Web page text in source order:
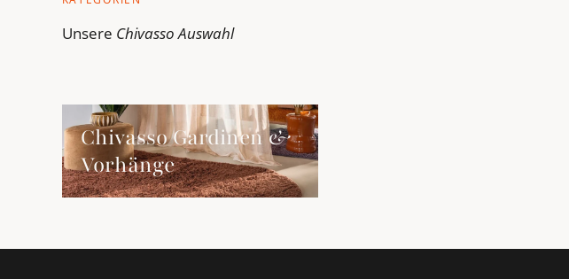
Unsere Chivasso Auswahl
Chivasso Gardinen &amp; Vorhänge ansehen
Chivasso Gardinen &
Vorhänge